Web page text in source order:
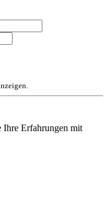
Ihre Erfahrungen mit